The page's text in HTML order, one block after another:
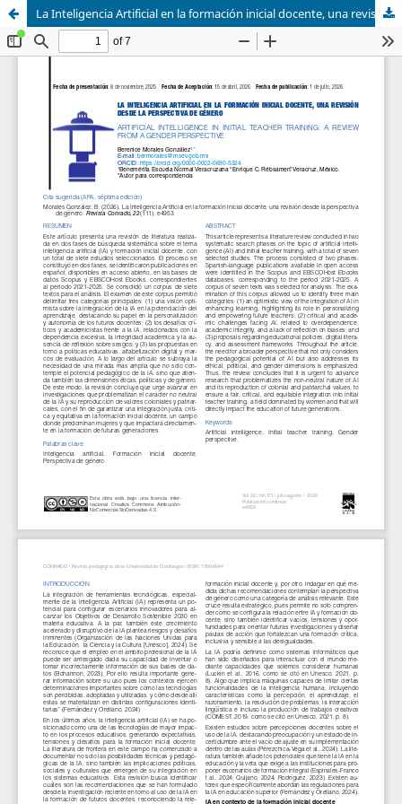
La Inteligencia Artificial en la formación inicial docente, una revisión desde la perspectiva de género